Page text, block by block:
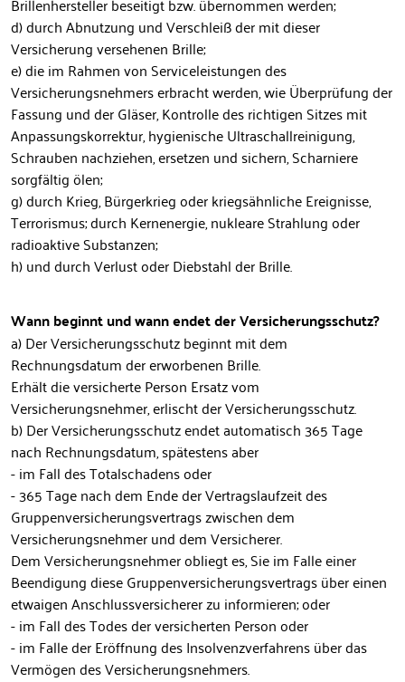
d) durch Abnutzung und Verschleiß der mit dieser
Versicherung versehenen Brille;
e) die im Rahmen von Serviceleistungen des
Versicherungsnehmers erbracht werden, wie Überprüfung der
Fassung und der Gläser, Kontrolle des richtigen Sitzes mit
Anpassungskorrektur, hygienische Ultraschallreinigung,
Schrauben nachziehen, ersetzen und sichern, Scharniere
sorgfältig ölen;
g) durch Krieg, Bürgerkrieg oder kriegsähnliche Ereignisse,
Terrorismus; durch Kernenergie, nukleare Strahlung oder
radioaktive Substanzen;
h) und durch Verlust oder Diebstahl der Brille.
Wann beginnt und wann endet der Versicherungsschutz?
a) Der Versicherungsschutz beginnt mit dem
Rechnungsdatum der erworbenen Brille.
Erhält die versicherte Person Ersatz vom
Versicherungsnehmer, erlischt der Versicherungsschutz.
b) Der Versicherungsschutz endet automatisch 365 Tage
nach Rechnungsdatum, spätestens aber
- im Fall des Totalschadens oder
- 365 Tage nach dem Ende der Vertragslaufzeit des
Gruppenversicherungsvertrags zwischen dem
Versicherungsnehmer und dem Versicherer.
Dem Versicherungsnehmer obliegt es, Sie im Falle einer
Beendigung diese Gruppenversicherungsvertrags über einen
etwaigen Anschlussversicherer zu informieren; oder
- im Fall des Todes der versicherten Person oder
- im Falle der Eröffnung des Insolvenzverfahrens über das
Vermögen des Versicherungsnehmers.